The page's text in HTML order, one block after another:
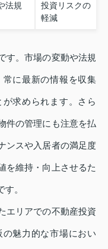
法規
投資リスクの
軽減
す。市場の変動や法規
に最新の情報を収集
求められます。さら
件の管理にも注意を払
ンスや入居者の満足度
を維持・向上させるた
。
エリアでの不動産投資
魅力的な市場におい